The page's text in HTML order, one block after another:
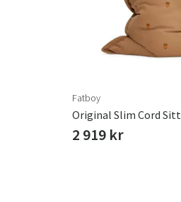
Fatboy
2 919 kr